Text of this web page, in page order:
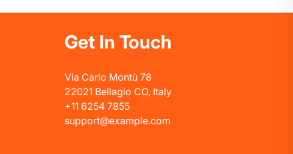
Get In Touch
Via Carlo Montù 78
22021 Bellagio CO, Italy
+11 6254 7855
support@example.com